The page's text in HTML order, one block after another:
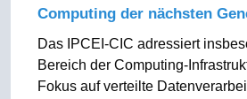
Computing der nächsten
Das IPCEI-CIC adressiert
Bereich der Computing-
Fokus auf verteilte